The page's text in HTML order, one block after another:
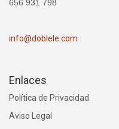
656 931 798
info@doblele.com
Enlaces
Política de Privacidad
Aviso Legal